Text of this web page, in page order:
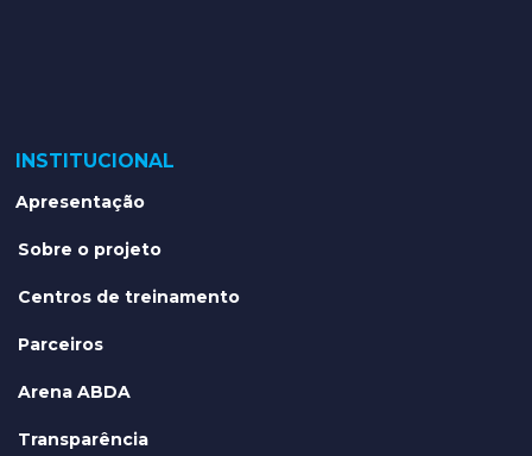
INSTITUCIONAL
Apresentação
Sobre o projeto
Centros de treinamento
Parceiros
Arena ABDA
Transparência